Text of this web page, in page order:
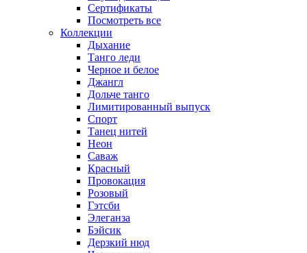
Сертификаты
Посмотреть все
Коллекции
Дыхание
Танго леди
Черное и белое
Джангл
Дольче танго
Лимитированный выпуск
Спорт
Танец нитей
Неон
Саваж
Красный
Провокация
Розовый
Гэтсби
Элеганза
Бэйсик
Дерзкий нюд